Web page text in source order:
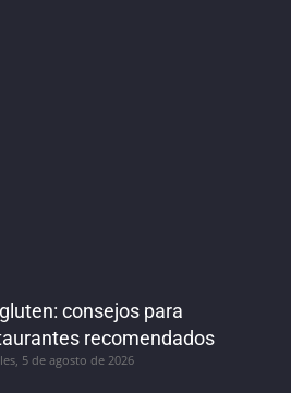
consejos para
recomendados
5 de agosto de 2026